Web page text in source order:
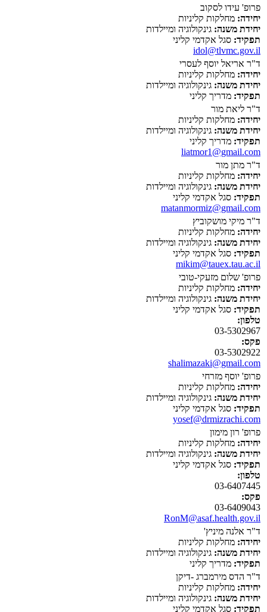
פרופ' עידו לסקוב
יחידה: מחלקות קליניות
יחידת משנה: גינקולוגיה ומיילדות
תפקיד: סגל אקדמי קליני
idol@tlvmc.gov.il
ד"ר אריאל יוסף לעסרי
יחידה: מחלקות קליניות
יחידת משנה: גינקולוגיה ומיילדות
תפקיד: מדריך קליני
ד"ר ליאת מור
יחידה: מחלקות קליניות
יחידת משנה: גינקולוגיה ומיילדות
תפקיד: מדריך קליני
liatmor1@gmail.com
ד"ר מתן מור
יחידה: מחלקות קליניות
יחידת משנה: גינקולוגיה ומיילדות
תפקיד: סגל אקדמי קליני
matanmormiz@gmail.com
ד"ר מיקי מושקוביץ
יחידה: מחלקות קליניות
יחידת משנה: גינקולוגיה ומיילדות
תפקיד: סגל אקדמי קליני
mikim@tauex.tau.ac.il
פרופ' שלום מזעקי-טובי
יחידה: מחלקות קליניות
יחידת משנה: גינקולוגיה ומיילדות
תפקיד: סגל אקדמי קליני
טלפון:
03-5302967
פקס:
03-5302922
shalimazaki@gmail.com
פרופ' יוסף מזרחי
יחידה: מחלקות קליניות
יחידת משנה: גינקולוגיה ומיילדות
תפקיד: סגל אקדמי קליני
yosef@drmizrachi.com
פרופ' רון מימון
יחידה: מחלקות קליניות
יחידת משנה: גינקולוגיה ומיילדות
תפקיד: סגל אקדמי קליני
טלפון:
03-6407445
פקס:
03-6409043
RonM@asaf.health.gov.il
ד"ר אלנה מיניץ'
יחידה: מחלקות קליניות
יחידת משנה: גינקולוגיה ומיילדות
תפקיד: מדריך קליני
ד"ר הדס מירמברג -דיקן
יחידה: מחלקות קליניות
יחידת משנה: גינקולוגיה ומיילדות
תפקיד: סגל אקדמי קליני